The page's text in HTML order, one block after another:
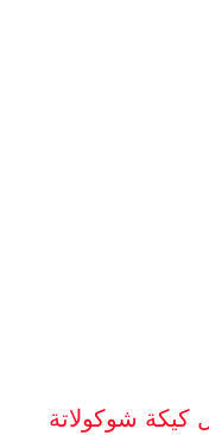
كيكة شوكولاتة